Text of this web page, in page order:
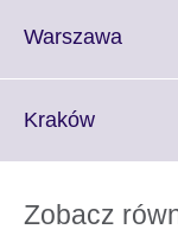
Warszawa
KrakówClick
More
Zobacz